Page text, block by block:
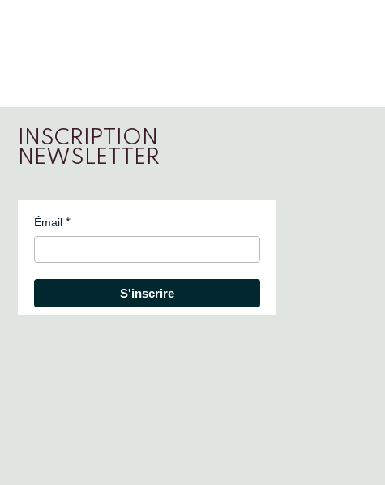
INSCRIPTION
NEWSLETTER
Émail
S'inscrire